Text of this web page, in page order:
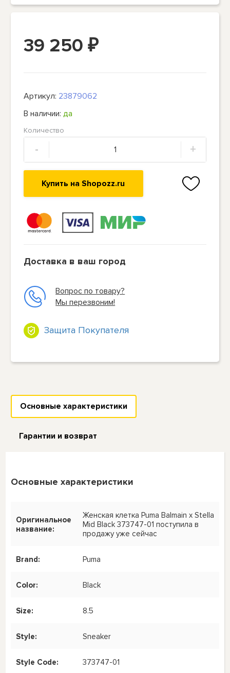
39 250₽
Артикул: 23879062
В наличии:да
Количество
- +
Купить на Shopozz.ru
Доставка в ваш город
Вопрос по товару?
Мы перезвоним!
Защита Покупателя
Основные характеристики
Гарантии и возврат
Основные характеристики
Оригинальное
название:
Женская клетка Puma Balmain x Stella
Mid Black 373747-01 поступила в
продажу уже сейчас
Brand: Puma
Color: Black
Size: 8.5
Style: Sneaker
Style Code: 373747-01